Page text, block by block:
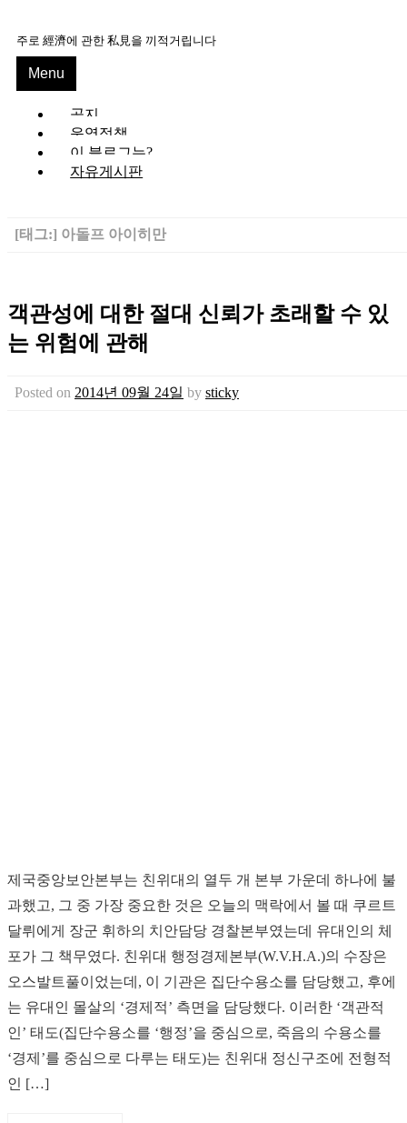
content
주로 經濟에 관한 私見을 끼적거립니다
Menu
공지
운영정책
이 블로그는?
자유게시판
[태그:] 아돌프 아이히만
객관성에 대한 절대 신뢰가 초래할 수 있
는 위험에 관해
Posted on 2014년 09월 24일 by sticky
제국중앙보안본부는 친위대의 열두 개 본부 가운데 하나에 불
과했고, 그 중 가장 중요한 것은 오늘의 맥락에서 볼 때 쿠르트
달뤼에게 장군 휘하의 치안담당 경찰본부였는데 유대인의 체
포가 그 책무였다. 친위대 행정경제본부(W.V.H.A.)의 수장은
오스발트풀이었는데, 이 기관은 집단수용소를 담당했고, 후에
는 유대인 몰살의 ‘경제적’ 측면을 담당했다. 이러한 ‘객관적
인’ 태도(집단수용소를 ‘행정’을 중심으로, 죽음의 수용소를
‘경제’를 중심으로 다루는 태도)는 친위대 정신구조에 전형적
인 […]